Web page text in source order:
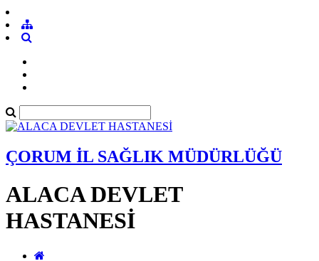
ÇORUM İL SAĞLIK MÜDÜRLÜĞÜ
ALACA DEVLET
HASTANESİ